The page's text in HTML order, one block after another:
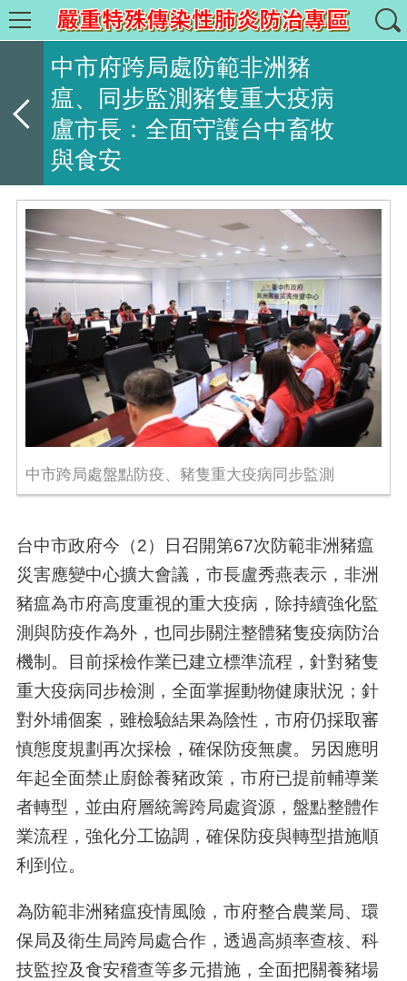
中市府跨局處防範非洲豬
瘟、同步監測豬隻重大疫病
盧市長：全面守護台中畜牧
與食安
中市跨局處盤點防疫、豬隻重大疫病同步監測
台中市政府今（2）日召開第67次防範非洲豬瘟
災害應變中心擴大會議，市長盧秀燕表示，非洲
豬瘟為市府高度重視的重大疫病，除持續強化監
測與防疫作為外，也同步關注整體豬隻疫病防治
機制。目前採檢作業已建立標準流程，針對豬隻
重大疫病同步檢測，全面掌握動物健康狀況；針
對外埔個案，雖檢驗結果為陰性，市府仍採取審
慎態度規劃再次採檢，確保防疫無虞。另因應明
年起全面禁止廚餘養豬政策，市府已提前輔導業
者轉型，並由府層統籌跨局處資源，盤點整體作
業流程，強化分工協調，確保防疫與轉型措施順
利到位。
為防範非洲豬瘟疫情風險，市府整合農業局、環
保局及衛生局跨局處合作，透過高頻率查核、科
技監控及食安稽查等多元措施，全面把關養豬場